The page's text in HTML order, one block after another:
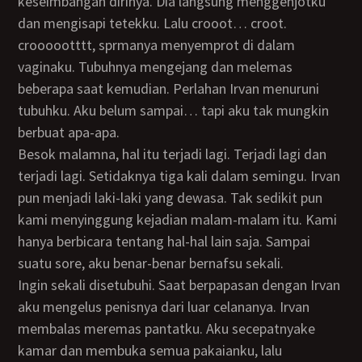
dan mengisapi tetekku. Lalu crooot… croot.
croooootttt, sprmanya menyemprot di dalam
vaginaku. Tubuhnya mengejang dan melemas
beberapa saat kemudian. Perlahan Irvan menuruni
tubuhku. Aku belum sampai… tapi aku tak mungkin
berbuat apa-apa.
Besok malamna, hal itu terjadi lagi. Terjadi lagi dan
terjadi lagi. Setidaknya tiga kali dalam semingu. Irvan
pun menjadi laki-laki yang dewasa. Tak sedikit pun
kami menyinggung kejadian malam-malam itu. Kami
hanya berbicara tentang hal-hal lain saja. Sampai
suatu sore, aku benar-benar bernafsu sekali.
Ingin sekali disetubuhi. Saat berpapasan dengan Irvan
aku mengelus penisnya dari luar celananya. Irvan
membalas meremas pantatku. Aku secepatnyake
kamar dan membuka semua pakaianku, lalu